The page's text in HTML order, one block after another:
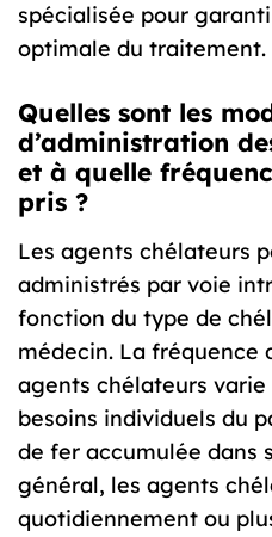
spécialisée pour
optimale du traitement.
Quelles sont les
d’administration
et à quelle
pris ?
Les agents chélateurs
administrés par voie
fonction du type de
médecin. La fréquence
agents chélateurs
besoins individuels du
de fer accumulée dans
général, les agents
quotidiennement ou